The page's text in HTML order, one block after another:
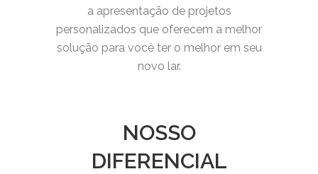
a apresentação de projetos
personalizados que oferecem a melhor
solução para você ter o melhor em seu
novo lar.
NOSSO
DIFERENCIAL